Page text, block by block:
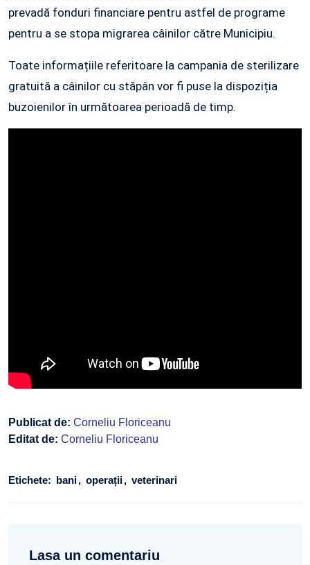
prevadă fonduri financiare pentru astfel de programe
pentru a se stopa migrarea câinilor către Municipiu.
Toate informațiile referitoare la campania de sterilizare
gratuită a câinilor cu stăpân vor fi puse la dispoziția
buzoienilor în următoarea perioadă de timp.
Publicat de: Corneliu Floriceanu
Editat de: Corneliu Floriceanu
Etichete: bani operații veterinari
Lasa un comentariu